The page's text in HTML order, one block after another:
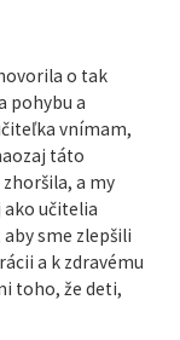
o tak
pohybu a
vnímam,
táto
a my
učitelia
sme zlepšili
a k zdravému
toho, že deti,